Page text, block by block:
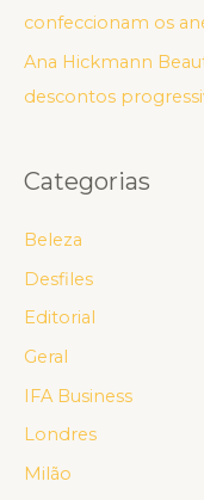
confeccionam os
Ana Hickmann
descontos
Categorias
Beleza
Desfiles
Editorial
Geral
IFA Business
Londres
Milão